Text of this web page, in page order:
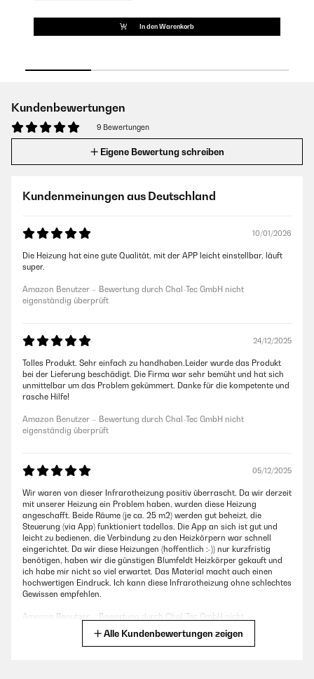
In den Warenkorb
Kundenbewertungen
9 Bewertungen
Eigene Bewertung schreiben
Kundenmeinungen aus Deutschland
10/01/2026
Die Heizung hat eine gute Qualität, mit der APP leicht einstellbar, läuft
super.
Amazon Benutzer – Bewertung durch Chal-Tec GmbH nicht
eigenständig überprüft
24/12/2025
Tolles Produkt. Sehr einfach zu handhaben.Leider wurde das Produkt
bei der Lieferung beschädigt. Die Firma war sehr bemüht und hat sich
unmittelbar um das Problem gekümmert. Danke für die kompetente und
rasche Hilfe!
Amazon Benutzer – Bewertung durch Chal-Tec GmbH nicht
eigenständig überprüft
05/12/2025
Wir waren von dieser Infrarotheizung positiv überrascht. Da wir derzeit
mit unserer Heizung ein Problem haben, wurden diese Heizung
angeschafft. Beide Räume (je ca. 25 m2) werden gut beheizt, die
Steuerung (via App) funktioniert tadellos. Die App an sich ist gut und
leicht zu bedienen, die Verbindung zu den Heizkörpern war schnell
eingerichtet. Da wir diese Heizungen (hoffentlich :-)) nur kurzfristig
benötigen, haben wir die günstigen Blumfeldt Heizkörper gekauft und
ich habe mir nicht so viel erwartet. Das Material macht auch einen
hochwertigen Eindruck. Ich kann diese Infrarotheizung ohne schlechtes
Gewissen empfehlen.
Amazon Benutzer – Bewertung durch Chal-Tec GmbH nicht
eigenständig überprüftAlle Kundenbewertungen zeigen